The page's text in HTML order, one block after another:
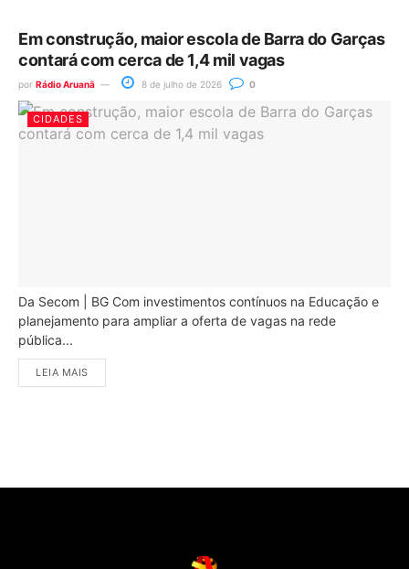
Em construção, maior escola de Barra do Garças
contará com cerca de 1,4 mil vagas
por Rádio Aruanã 8 de julho de 2026 0
CIDADES
Da Secom | BG Com investimentos contínuos na Educação e
planejamento para ampliar a oferta de vagas na rede
pública...
LEIA MAIS